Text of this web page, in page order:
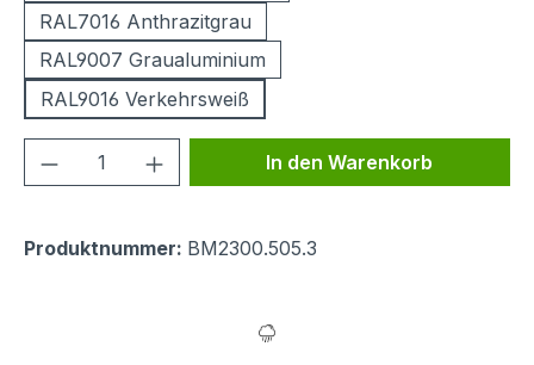
RAL7016 Anthrazitgrau
RAL9007 Graualuminium
RAL9016 Verkehrsweiß
Produkt Anzahl: Gib denIn den Warenkorb
Produktnummer: BM2300.505.3